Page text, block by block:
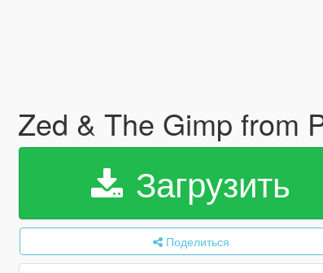
Zed & The Gimp from
Загрузить
Поделиться